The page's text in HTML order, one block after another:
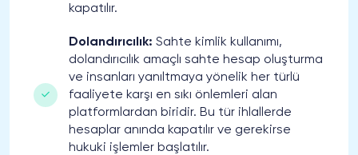
kapatılır.
Dolandırıcılık: Sahte kimlik kullanımı,
dolandırıcılık amaçlı sahte hesap oluşturma
ve insanları yanıltmaya yönelik her türlü
faaliyete karşı en sıkı önlemleri alan
platformlardan biridir. Bu tür ihlallerde
hesaplar anında kapatılır ve gerekirse
hukuki işlemler başlatılır.